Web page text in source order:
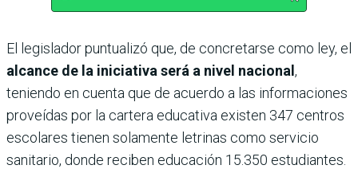
El legislador puntualizó que, de concretarse como ley, el
alcance de la iniciativa será a nivel nacional,
teniendo en cuenta que de acuerdo a las informaciones
proveídas por la cartera educativa existen 347 centros
escolares tienen solamente letrinas como servicio
sanitario, donde reciben educación 15.350 estudiantes.